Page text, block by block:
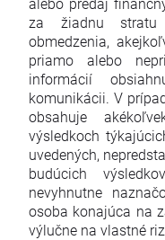
za žiadnu stratu
obmedzenia,
priamo alebo
informácií
komunikácii. V
obsahuje
výsledkoch
uvedených,
budúcich
nevyhnutne
osoba konajúca na
výlučne na vlastné